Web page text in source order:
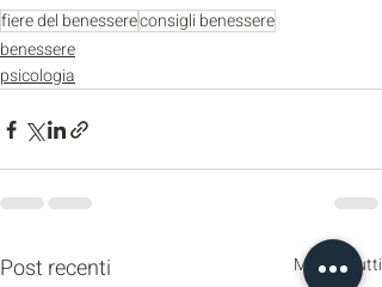
fiere del benessereconsigli benessere
benessere
psicologia
Post recenti Mostra tutti